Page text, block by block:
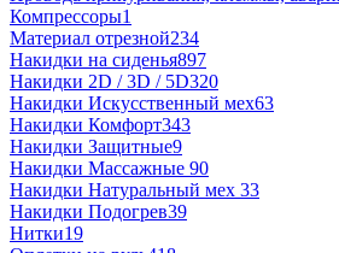
Компрессоры1
Материал отрезной234
Накидки на сиденья897
Накидки 2D / 3D / 5D320
Накидки Искусственный мех63
Накидки Комфорт343
Накидки Защитные9
Накидки Массажные 90
Накидки Натуральный мех 33
Накидки Подогрев39
Нитки19